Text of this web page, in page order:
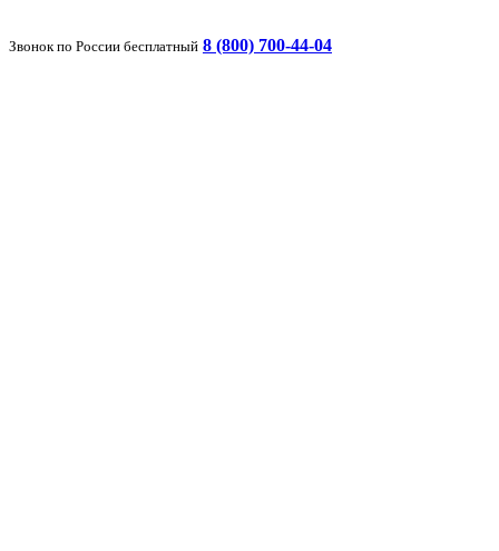
Звонок по России бесплатный 8 (800) 700-44-04